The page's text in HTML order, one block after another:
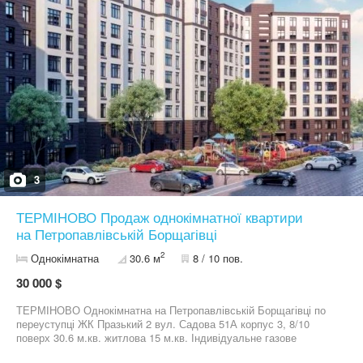
доступності Ліцей, супермаркет АТБ, Нова Пошта, магазини і
т.д. Умови покупки: Без комісії для покупця Ціна: 40 000 у.о.
Тел. 05******40
3
ТЕРМІНОВО Продаж однокімнатної квартири
на Петропавлівській Борщагівці
Однокімнатна 30.6 м2 8 / 10 пов.
30 000 $
ТЕРМІНОВО Однокімнатна на Петропавлівській Борщагівці по
переуступці ЖК Празький 2 вул. Садова 51А корпус 3, 8/10
поверх 30.6 м.кв. житлова 15 м.кв. Індивідуальне газове